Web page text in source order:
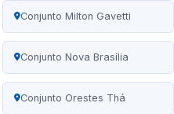
Conjunto Milton Gavetti
Conjunto Nova Brasília
Conjunto Orestes Thá